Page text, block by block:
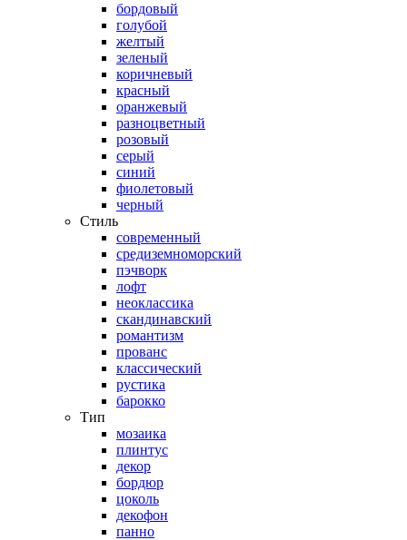
бордовый
голубой
желтый
зеленый
коричневый
красный
оранжевый
разноцветный
розовый
серый
синий
фиолетовый
черный
Стиль
современный
средиземноморский
пэчворк
лофт
неоклассика
скандинавский
романтизм
прованс
классический
рустика
барокко
Тип
мозаика
плинтус
декор
бордюр
цоколь
декофон
панно